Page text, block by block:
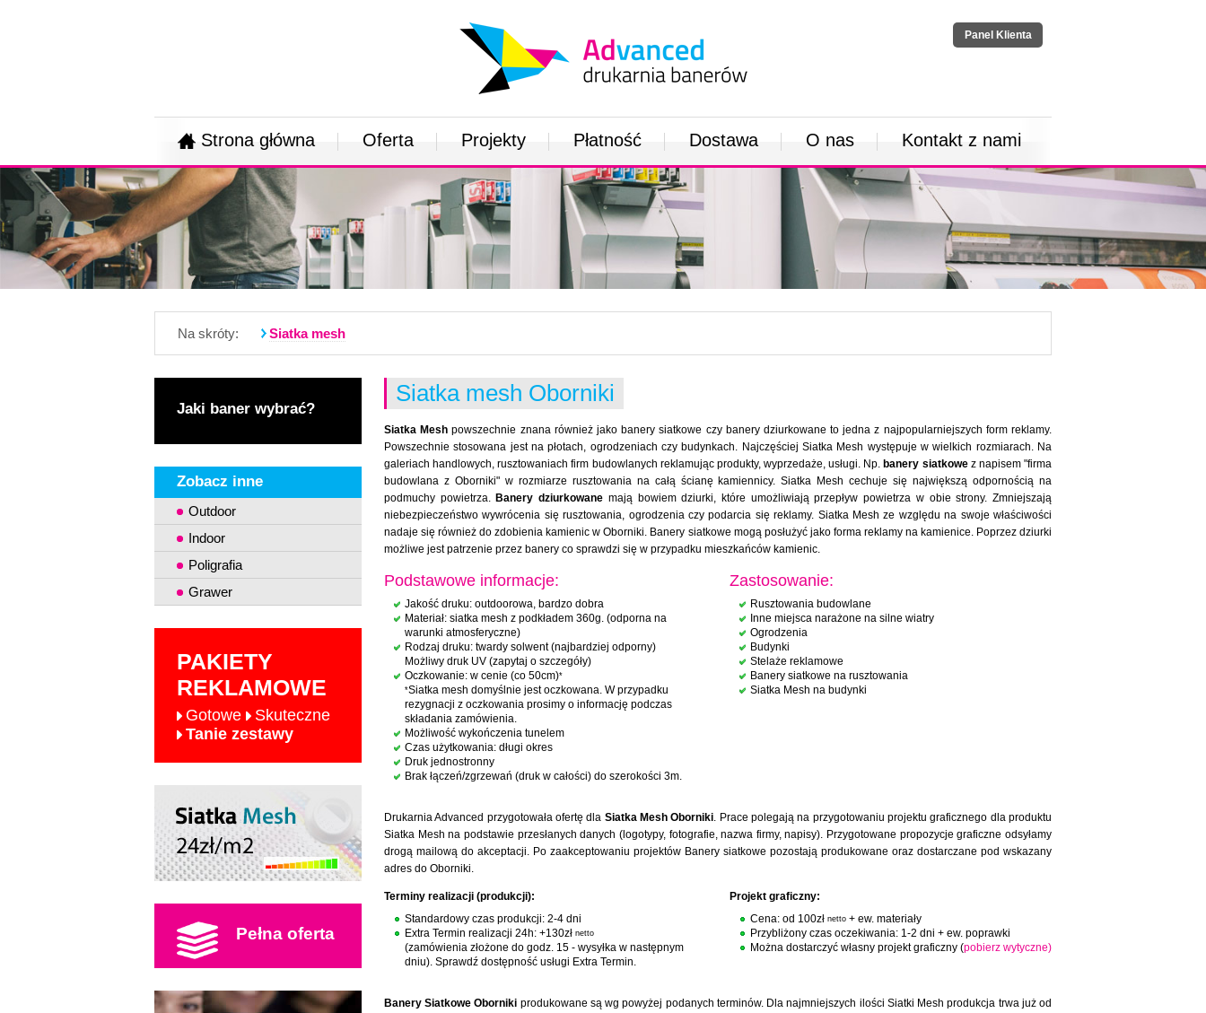
Panel Klienta
Strona główna Oferta Projekty Płatność Dostawa O nas Kontakt z nami
Na skróty: Siatka mesh
Jaki baner wybrać?
Zobacz inne
Outdoor
Indoor
Poligrafia
Grawer
PAKIETY
REKLAMOWE
Gotowe
Skuteczne
Tanie zestawy
Pełna oferta
Siatka mesh Oborniki
Siatka Mesh powszechnie znana również jako banery siatkowe czy banery dziurkowane to jedna z najpopularniejszych form reklamy.
Powszechnie stosowana jest na płotach, ogrodzeniach czy budynkach. Najczęściej Siatka Mesh występuje w wielkich rozmiarach. Na
galeriach handlowych, rusztowaniach firm budowlanych reklamując produkty, wyprzedaże, usługi. Np. banery siatkowez napisem "firma
budowlana z Oborniki" w rozmiarze rusztowania na całą ścianę kamiennicy. Siatka Mesh cechuje się największą odpornością na
podmuchy powietrza. Banery dziurkowane mają bowiem dziurki, które umożliwiają przepływ powietrza w obie strony. Zmniejszają
niebezpieczeństwo wywrócenia się rusztowania, ogrodzenia czy podarcia się reklamy. Siatka Mesh ze względu na swoje właściwości
nadaje się również do zdobienia kamienic w Oborniki. Banery siatkowe mogą posłużyć jako forma reklamy na kamienice. Poprzez dziurki
możliwe jest patrzenie przez banery co sprawdzi się w przypadku mieszkańców kamienic.
Podstawowe informacje:
Jakość druku: outdoorowa, bardzo dobra
Materiał: siatka mesh z podkładem 360g. (odporna na
warunki atmosferyczne)
Rodzaj druku: twardy solwent (najbardziej odporny)
Możliwy druk UV (zapytaj o szczegóły)
Oczkowanie: w cenie (co 50cm)*
*Siatka mesh domyślnie jest oczkowana. W przypadku
rezygnacji z oczkowania prosimy o informację podczas
składania zamówienia.
Możliwość wykończenia tunelem
Czas użytkowania: długi okres
Druk jednostronny
Brak łączeń/zgrzewań (druk w całości) do szerokości 3m.
Zastosowanie:
Rusztowania budowlane
Inne miejsca narażone na silne wiatry
Ogrodzenia
Budynki
Stelaże reklamowe
Banery siatkowe na rusztowania
Siatka Mesh na budynki
Drukarnia Advanced przygotowała ofertę dla Siatka Mesh Oborniki. Prace polegają na przygotowaniu projektu graficznego dla produktu
Siatka Mesh na podstawie przesłanych danych (logotypy, fotografie, nazwa firmy, napisy). Przygotowane propozycje graficzne odsyłamy
drogą mailową do akceptacji. Po zaakceptowaniu projektów Banery siatkowe pozostają produkowane oraz dostarczane pod wskazany
adres do Oborniki.
Terminy realizacji (produkcji):
Standardowy czas produkcji: 2-4 dni
Extra Termin realizacji 24h: +130zł netto
(zamówienia złożone do godz. 15 - wysyłka w następnym
dniu). Sprawdź dostępność usługi Extra Termin.
Projekt graficzny:
Cena: od 100zł netto + ew. materiały
Przybliżony czas oczekiwania: 1-2 dni + ew. poprawki
Można dostarczyć własny projekt graficzny (pobierz wytyczne)
Banery Siatkowe Oborniki produkowane są wg powyżej podanych terminów. Dla najmniejszych ilości Siatki Mesh produkcja trwa już od